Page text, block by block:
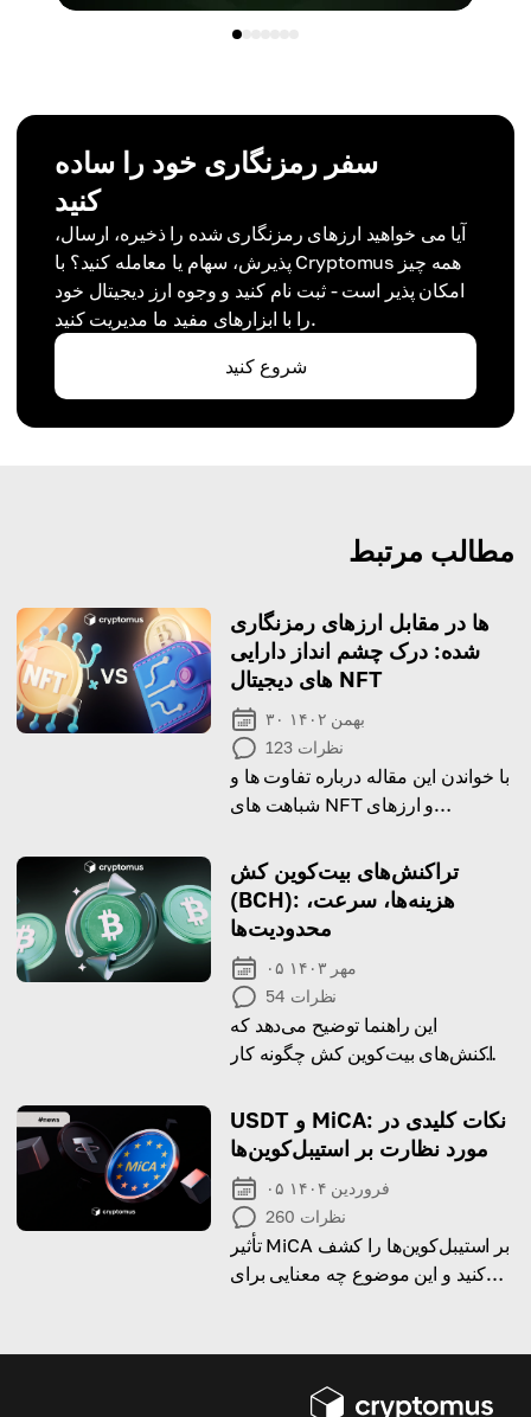
سفر رمزنگاری خود را ساده
کنید
آیا می خواهید ارزهای رمزنگاری شده را ذخیره، ارسال،
پذیرش، سهام یا معامله کنید؟ با Cryptomus همه چیز
امکان پذیر است - ثبت نام کنید و وجوه ارز دیجیتال خود
را با ابزارهای مفید ما مدیریت کنید.
شروع کنید
مطالب مرتبط
ها در مقابل ارزهای رمزنگاری
شده: درک چشم انداز دارایی
های دیجیتال NFT
۳۰ بهمن ۱۴۰۲
123 نظرات
با خواندن این مقاله درباره تفاوت ها و
شباهت های NFT و ارزهای
تراکنش‌های بیت‌کوین کش
(BCH): هزینه‌ها، سرعت،
محدودیت‌ها
۰۵ مهر ۱۴۰۳
54 نظرات
این راهنما توضیح می‌دهد که
تراکنش‌های بیت‌کوین کش چگونه کار
تراکنش‌های در انتظار یا تأخیرها
USDT و MiCA: نکات کلیدی در
مورد نظارت بر استیبل‌کوین‌ها
۰۵ فروردین ۱۴۰۴
260 نظرات
تأثیر MiCA بر استیبل‌کوین‌ها را کشف
کنید و این موضوع چه معنایی برای